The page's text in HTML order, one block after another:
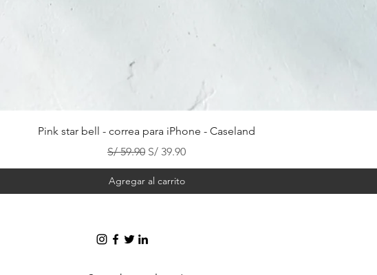
Vista rápida
Pink star bell - correa para iPhone - Caseland
Precio
S/ 59.90 Precio de oferta
S/ 39.90
Agregar al carrito